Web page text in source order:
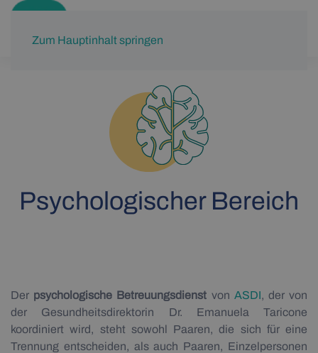
Zum Hauptinhalt springen
Psychologischer Bereich
Der psychologische Betreuungsdienst von ASDI, der von
der Gesundheitsdirektorin Dr. Emanuela Taricone
koordiniert wird, steht sowohl Paaren, die sich für eine
Trennung entscheiden, als auch Paaren, Einzelpersonen